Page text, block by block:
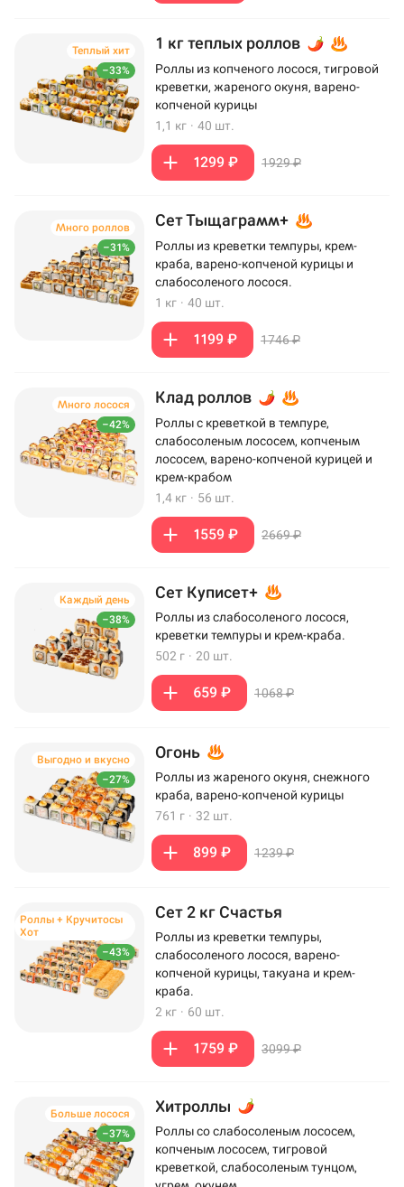
–33%
Теплый хит 1 кг теплых роллов
Роллы из копченого лосося, тигровой
креветки, жареного окуня, варено-
копченой курицы
1,1 кг · 40 шт.
1299 ₽ 1929 ₽
–31%
Много роллов Сет Тыщаграмм+
Роллы из креветки темпуры, крем-
краба, варено-копченой курицы и
слабосоленого лосося.
1 кг · 40 шт.
1199 ₽ 1746 ₽
–42%
Много лосося Клад роллов
Роллы с креветкой в темпуре,
слабосоленым лососем, копченым
лососем, варено-копченой курицей и
крем-крабом
1,4 кг · 56 шт.
1559 ₽ 2669 ₽
–38%
Каждый день Сет Куписет+
Роллы из слабосоленого лосося,
креветки темпуры и крем-краба.
502 г · 20 шт.
659 ₽ 1068 ₽
–27%
Выгодно и вкусно Огонь
Роллы из жареного окуня, снежного
краба, варено-копченой курицы
761 г · 32 шт.
899 ₽ 1239 ₽
–43%
Роллы + Кручитосы
Хот
Сет 2 кг Счастья
Роллы из креветки темпуры,
слабосоленого лосося, варено-
копченой курицы, такуана и крем-
краба.
2 кг · 60 шт.
1759 ₽ 3099 ₽
–37%
Больше лосося Хитроллы
Роллы со слабосоленым лососем,
копченым лососем, тигровой
креветкой, слабосоленым тунцом,